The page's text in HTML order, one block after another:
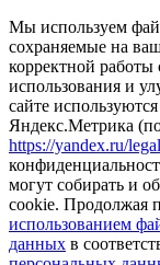
Мы используем
сохраняемые на
корректной работы
использования и
сайте
Яндекс.Метрика
https://yandex.ru/
могут собирать и
cookie. Продолжая
использованием
данных в